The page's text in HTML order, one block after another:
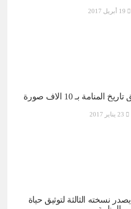
بـ 10 آلاف صورة
نسخته الثالثة لتوثيق حياة